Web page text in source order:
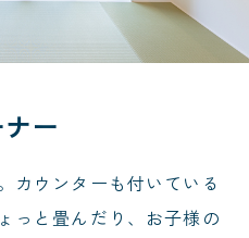
ー
カウンターも付いている
っと畳んだり、お子様の